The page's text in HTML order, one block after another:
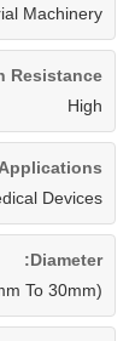
Machinery
Resistance:
High
Applications:
Devices
Diameter:
To 30mm)